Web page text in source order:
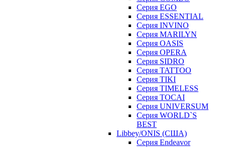
Серия EGO
Серия ESSENTIAL
Серия INVINO
Серия MARILYN
Серия OASIS
Серия OPERA
Серия SIDRO
Серия TATTOO
Серия TIKI
Серия TIMELESS
Серия TOCAI
Серия UNIVERSUM
Серия WORLD`S
BEST
Libbey/ONIS (США)
Cерия Endeavor